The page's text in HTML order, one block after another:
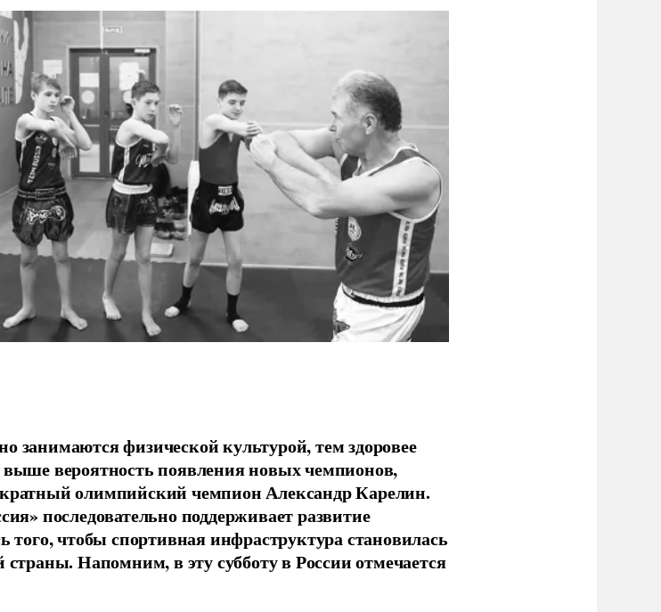
занимаются физической культурой, тем здоровее
выше вероятность появления новых чемпионов,
олимпийский чемпион Александр Карелин.
последовательно поддерживает развитие
того, чтобы спортивная инфраструктура становилась
страны. Напомним, в эту субботу в России отмечается